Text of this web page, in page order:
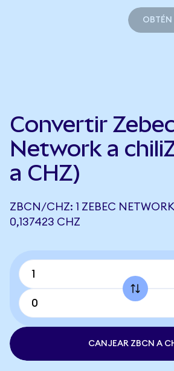
OBTÉN
Convertir
Network a
a CHZ)
ZBCN/CHZ: 1 ZEBEC
0,137423 CHZ
CANJEAR ZBCN A